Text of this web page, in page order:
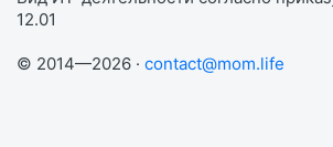
12.01
© 2014—2026 · contact@mom.life